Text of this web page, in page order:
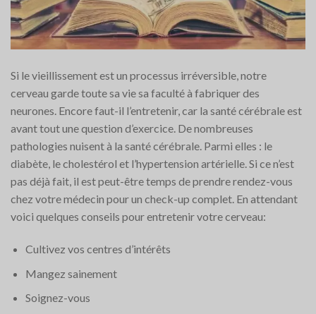
Si le vieillissement est un processus irréversible, notre
cerveau garde toute sa vie sa faculté à fabriquer des
neurones. Encore faut-il l’entretenir, car la santé cérébrale est
avant tout une question d’exercice. De nombreuses
pathologies nuisent à la santé cérébrale. Parmi elles : le
diabète, le cholestérol et l’hypertension artérielle. Si ce n’est
pas déjà fait, il est peut-être temps de prendre rendez-vous
chez votre médecin pour un check-up complet. En attendant
voici quelques conseils pour entretenir votre cerveau:
Cultivez vos centres d’intérêts
Mangez sainement
Soignez-vous